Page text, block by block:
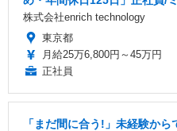
株式会社enrich technology
東京都
月給25万6,800円～45万円
正社員
「まだ間に合う!」未経験か